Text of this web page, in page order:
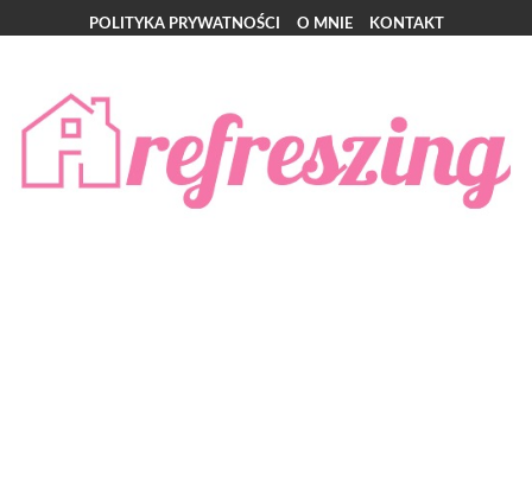
POLITYKA PRYWATNOŚCI O MNIE KONTAKT